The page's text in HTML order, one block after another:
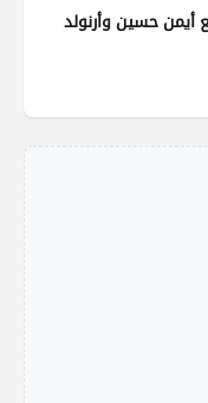
أيمن حسين وأرنولد